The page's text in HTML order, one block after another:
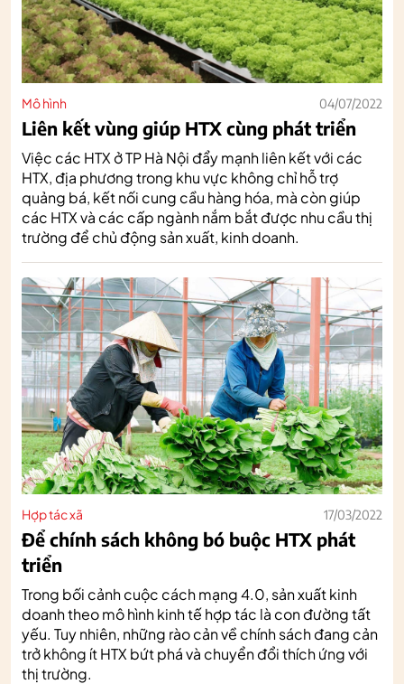
Mô hình 04/07/2022
Liên kết vùng giúp HTX cùng phát triển
Việc các HTX ở TP Hà Nội đẩy mạnh liên kết với các
HTX, địa phương trong khu vực không chỉ hỗ trợ
quảng bá, kết nối cung cầu hàng hóa, mà còn giúp
các HTX và các cấp ngành nắm bắt được nhu cầu thị
trường để chủ động sản xuất, kinh doanh.
Hợp tác xã 17/03/2022
Để chính sách không bó buộc HTX phát
triển
Trong bối cảnh cuộc cách mạng 4.0, sản xuất kinh
doanh theo mô hình kinh tế hợp tác là con đường tất
yếu. Tuy nhiên, những rào cản về chính sách đang cản
trở không ít HTX bứt phá và chuyển đổi thích ứng với
thị trường.